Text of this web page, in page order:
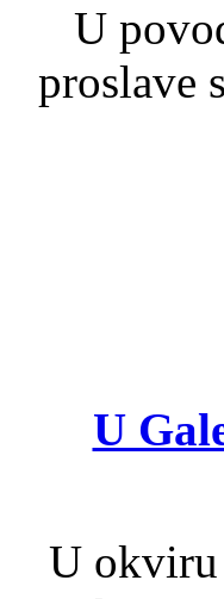
U
proslave
U
U okviru